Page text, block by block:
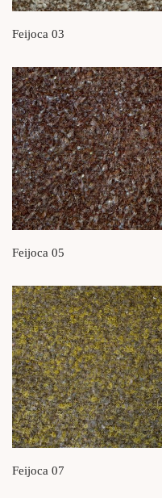
Feijoca 03
Feijoca 05
Feijoca 07